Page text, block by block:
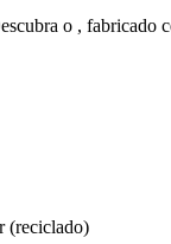
o , fabricado
(reciclado)